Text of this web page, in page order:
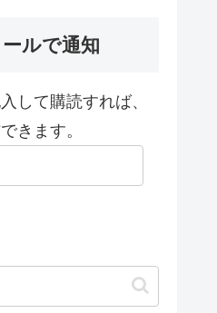
ルで通知
して購読すれば、
きます。